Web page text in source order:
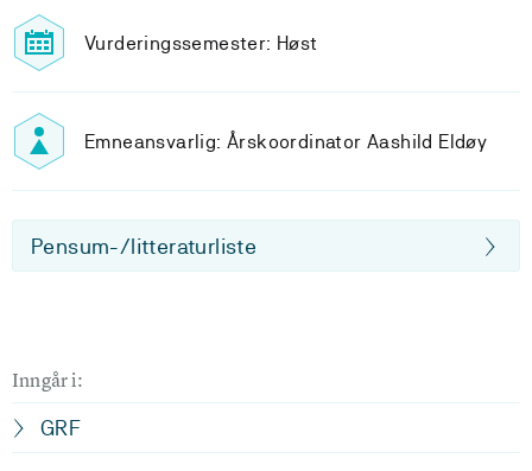
Vurderingssemester: Høst
Emneansvarlig: Årskoordinator Aashild Eldøy
Pensum-/litteraturliste
Inngår i:
GRF